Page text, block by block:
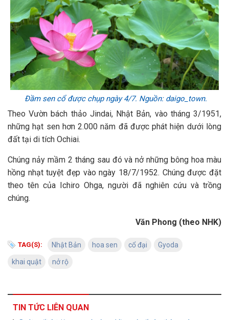
Đầm sen cổ được chụp ngày 4/7. Nguồn: daigo_town.
Theo Vườn bách thảo Jindai, Nhật Bản, vào tháng 3/1951,
những hạt sen hơn 2.000 năm đã được phát hiện dưới lòng
đất tại di tích Ochiai.
Chúng nảy mầm 2 tháng sau đó và nở những bông hoa màu
hồng nhạt tuyệt đẹp vào ngày 18/7/1952. Chúng được đặt
theo tên của Ichiro Ohga, người đã nghiên cứu và trồng
chúng.
Văn Phong (theo NHK)
TAG(S): Nhật Bản hoa sen cổ đại Gyoda
khai quật nở rộ
TIN TỨC LIÊN QUAN